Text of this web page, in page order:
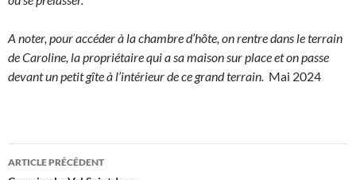
A noter, pour accéder à la chambre d’hôte, on rentre dans le terrain
de Caroline, la propriétaire qui a sa maison sur place et on passe
devant un petit gîte à l’intérieur de ce grand terrain. Mai 2024
Navigation
ARTICLE PRÉCÉDENT